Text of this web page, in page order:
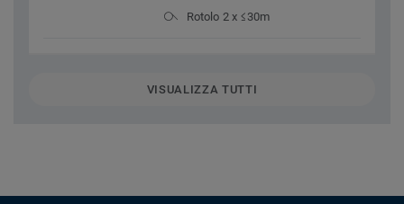
Rotolo 2 x ≤30m
VISUALIZZA TUTTI